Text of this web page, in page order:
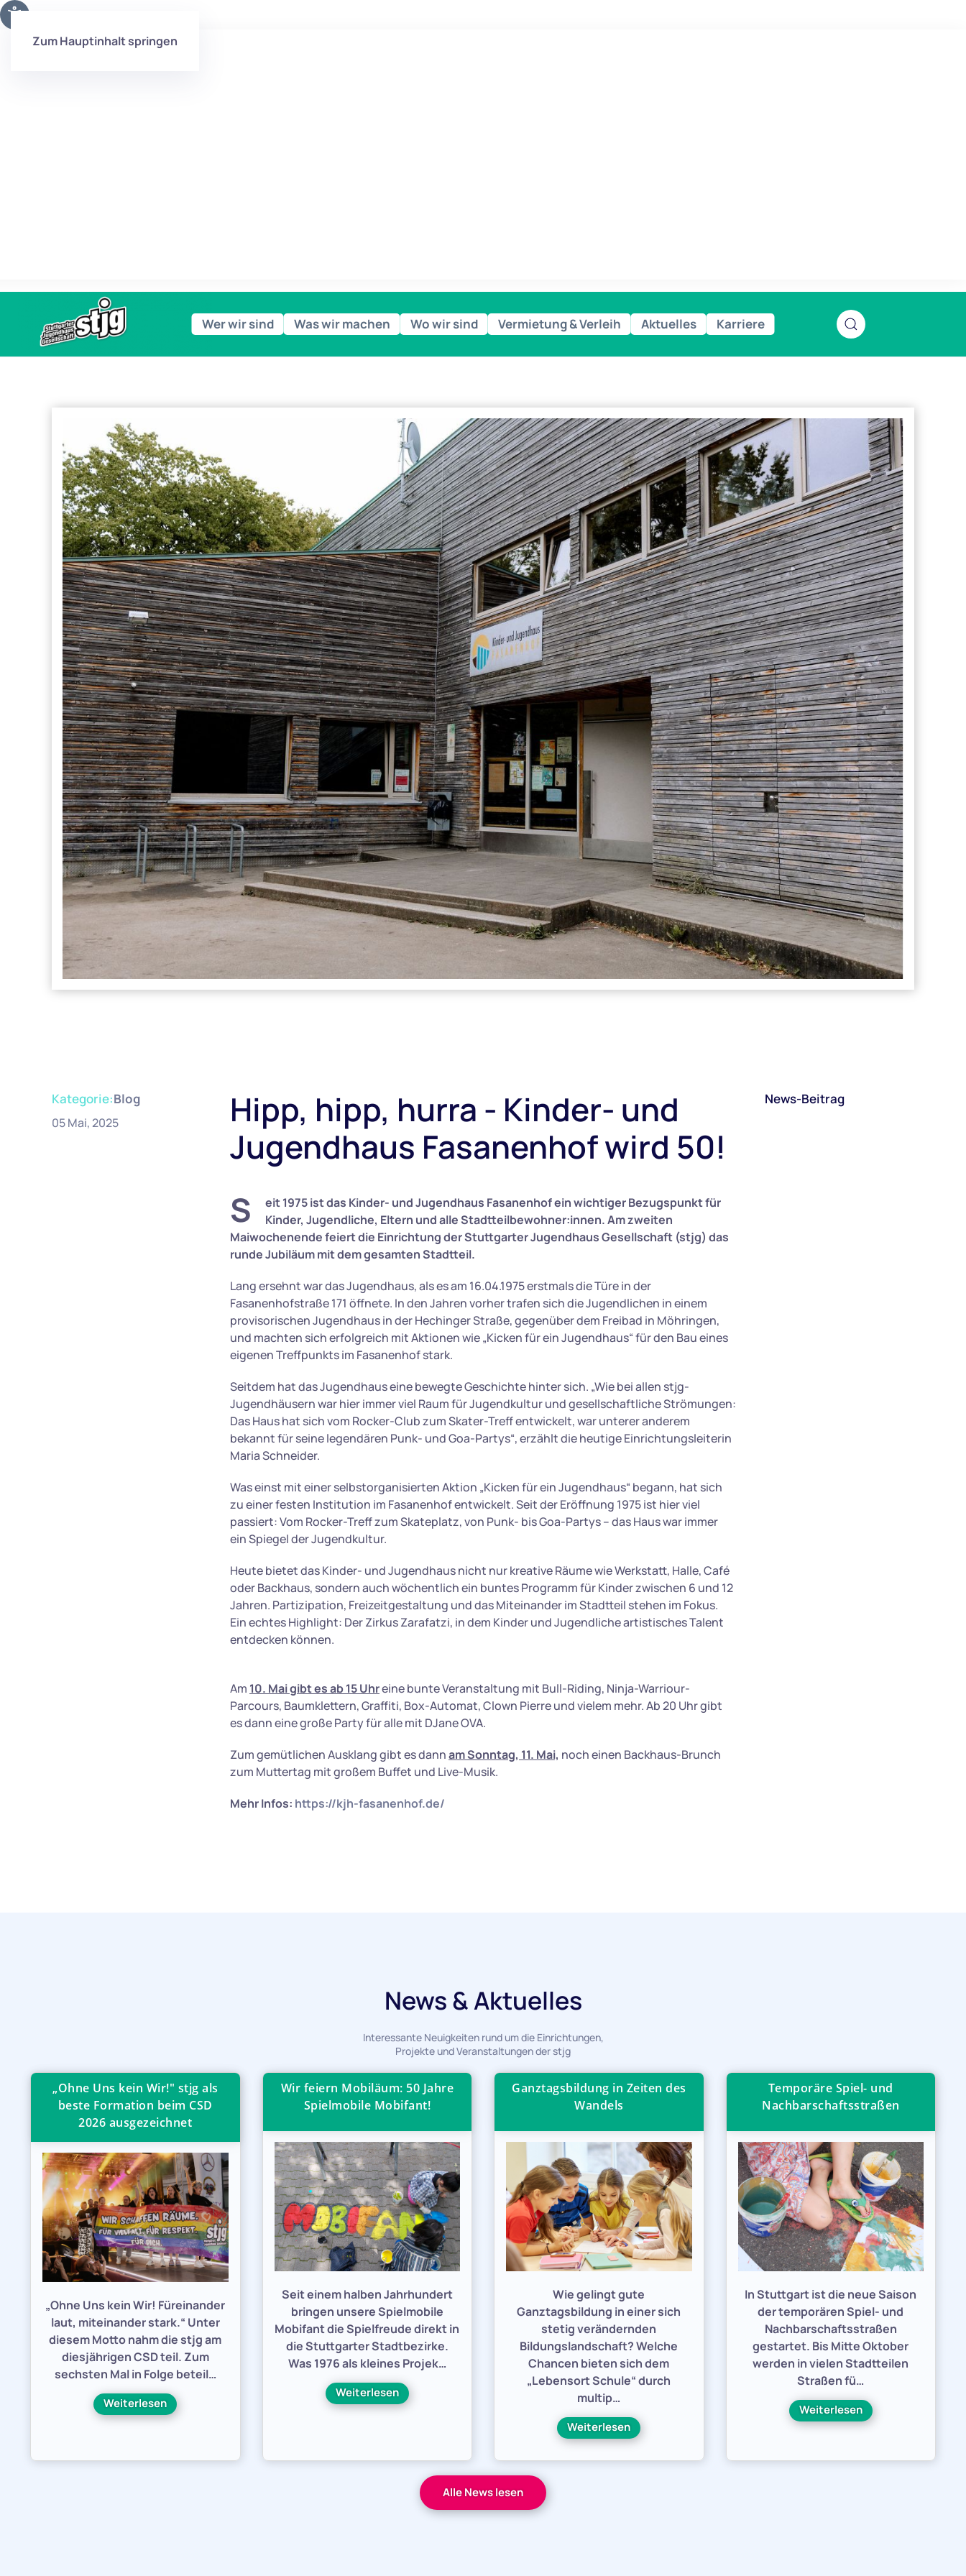
Zum Hauptinhalt springen
Wer wir sind Was wir machen Wo wir sind Vermietung & Verleih Aktuelles Karriere
Kategorie:Blog
05 Mai, 2025
Hipp, hipp, hurra - Kinder- und
Jugendhaus Fasanenhof wird 50!
S
eit 1975 ist das Kinder- und Jugendhaus Fasanenhof ein wichtiger Bezugspunkt für
Kinder, Jugendliche, Eltern und alle Stadtteilbewohner:innen. Am zweiten
Maiwochenende feiert die Einrichtung der Stuttgarter Jugendhaus Gesellschaft (stjg) das
runde Jubiläum mit dem gesamten Stadtteil.
Lang ersehnt war das Jugendhaus, als es am 16.04.1975 erstmals die Türe in der
Fasanenhofstraße 171 öffnete. In den Jahren vorher trafen sich die Jugendlichen in einem
provisorischen Jugendhaus in der Hechinger Straße, gegenüber dem Freibad in Möhringen,
und machten sich erfolgreich mit Aktionen wie „Kicken für ein Jugendhaus“ für den Bau eines
eigenen Treffpunkts im Fasanenhof stark.
Seitdem hat das Jugendhaus eine bewegte Geschichte hinter sich. „Wie bei allen stjg-
Jugendhäusern war hier immer viel Raum für Jugendkultur und gesellschaftliche Strömungen:
Das Haus hat sich vom Rocker-Club zum Skater-Treff entwickelt, war unterer anderem
bekannt für seine legendären Punk- und Goa-Partys“, erzählt die heutige Einrichtungsleiterin
Maria Schneider.
Was einst mit einer selbstorganisierten Aktion „Kicken für ein Jugendhaus“ begann, hat sich
zu einer festen Institution im Fasanenhof entwickelt. Seit der Eröffnung 1975 ist hier viel
passiert: Vom Rocker-Treff zum Skateplatz, von Punk- bis Goa-Partys – das Haus war immer
ein Spiegel der Jugendkultur.
Heute bietet das Kinder- und Jugendhaus nicht nur kreative Räume wie Werkstatt, Halle, Café
oder Backhaus, sondern auch wöchentlich ein buntes Programm für Kinder zwischen 6 und 12
Jahren. Partizipation, Freizeitgestaltung und das Miteinander im Stadtteil stehen im Fokus.
Ein echtes Highlight: Der Zirkus Zarafatzi, in dem Kinder und Jugendliche artistisches Talent
entdecken können.
Am 10. Mai gibt es ab 15 Uhreine bunte Veranstaltung mit Bull-Riding, Ninja-Warriour-
Parcours, Baumklettern, Graffiti, Box-Automat, Clown Pierre und vielem mehr. Ab 20 Uhr gibt
es dann eine große Party für alle mit DJane OVA.
Zum gemütlichen Ausklang gibt es dannam Sonntag, 11. Mai, noch einen Backhaus-Brunch
zum Muttertag mit großem Buffet und Live-Musik.
Mehr Infos: https://kjh-fasanenhof.de/
News-Beitrag
News & Aktuelles
Interessante Neuigkeiten rund um die Einrichtungen,
Projekte und Veranstaltungen der stjg
„Ohne Uns kein Wir!" stjg als
beste Formation beim CSD
2026 ausgezeichnet
„Ohne Uns kein Wir! Füreinander
laut, miteinander stark.“ Unter
diesem Motto nahm die stjg am
diesjährigen CSD teil. Zum
sechsten Mal in Folge beteil…
Weiterlesen
Wir feiern Mobiläum: 50 Jahre
Spielmobile Mobifant!
Seit einem halben Jahrhundert
bringen unsere Spielmobile
Mobifant die Spielfreude direkt in
die Stuttgarter Stadtbezirke.
Was 1976 als kleines Projek…
Weiterlesen
Ganztagsbildung in Zeiten des
Wandels
Wie gelingt gute
Ganztagsbildung in einer sich
stetig verändernden
Bildungslandschaft? Welche
Chancen bieten sich dem
„Lebensort Schule“ durch
multip…
Weiterlesen
Temporäre Spiel- und
Nachbarschaftsstraßen
In Stuttgart ist die neue Saison
der temporären Spiel- und
Nachbarschaftsstraßen
gestartet. Bis Mitte Oktober
werden in vielen Stadtteilen
Straßen fü…
Weiterlesen
Alle News lesen